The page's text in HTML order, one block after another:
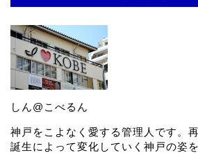
しん@こべるん
神戸をこよなく愛する管理人です。
誕生によって変化していく神戸の姿